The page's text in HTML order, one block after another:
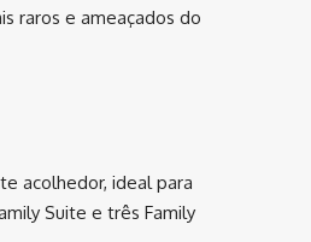
raros e ameaçados do
acolhedor, ideal para
Suite e três Family